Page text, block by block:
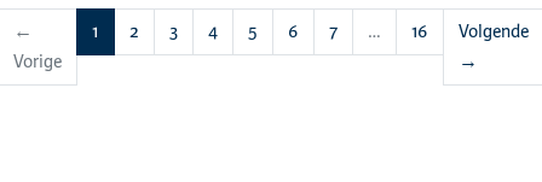
←
Vorige
1 (huidige)
2 3 4 5 6 7 … 16
Volgende
→